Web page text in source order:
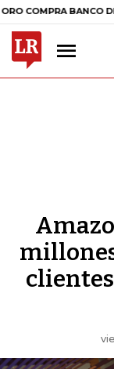
BANCO DE LA